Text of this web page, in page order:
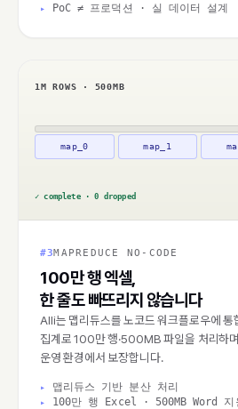
PoC ≠ 프로덕션 · 실 데이터 설계
1M ROWS · 500MB
map_0 map_1
✓ complete · 0 dropped
#3MAPREDUCE NO-CODE
100만 행 엑셀,
한 줄도 빠뜨리지 않습니다
Alli는 맵리듀스를 노코드 워크플로우에 통
집계로 100만 행·500MB 파일을 처리하
운영 환경에서 보장합니다.
맵리듀스 기반 분산 처리
100만 행 Excel · 500MB Word 지